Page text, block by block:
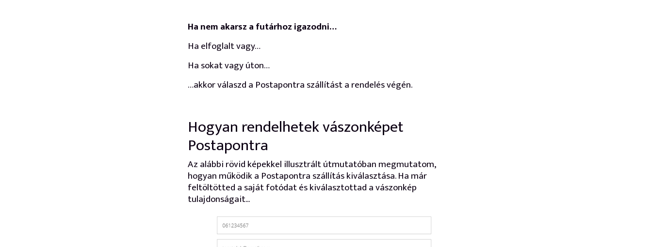
Ha nem akarsz a futárhoz igazodni…
Ha elfoglalt vagy…
Ha sokat vagy úton…
…akkor válaszd a Postapontra szállítást a rendelés végén.
Hogyan rendelhetek vászonképet
Postapontra
Az alábbi rövid képekkel illusztrált útmutatóban megmutatom,
hogyan működik a Postapontra szállítás kiválasztása. Ha már
feltöltötted a saját fotódat és kiválasztottad a vászonkép
tulajdonságait...